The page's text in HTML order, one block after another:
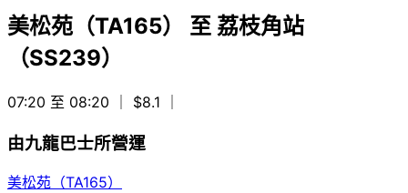
美松苑（TA165） 至 荔枝角站
（SS239）
07:20 至 08:20 ｜ $8.1
由九龍巴士所營運
美松苑（TA165）